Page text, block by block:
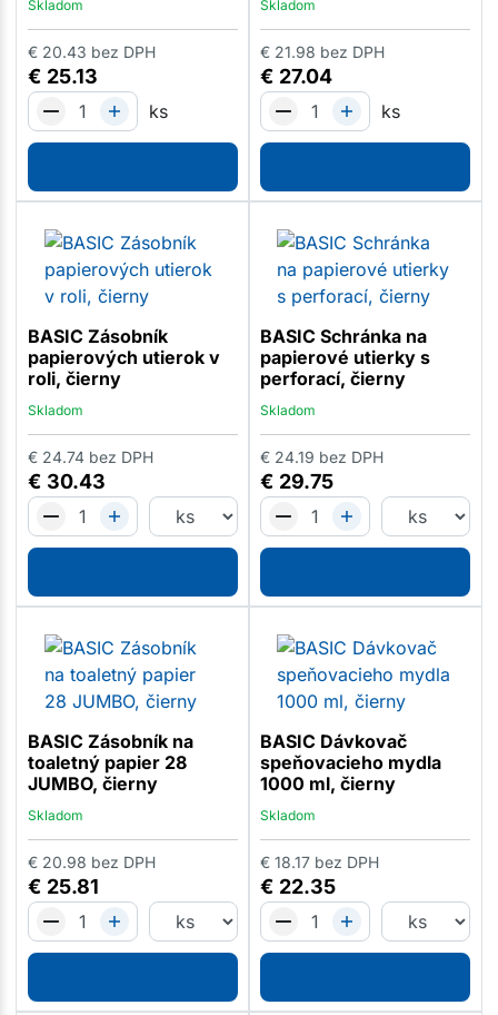
Skladom
€ 25.13
€ 20.43 bez DPH
ks
Skladom
€ 27.04
€ 21.98 bez DPH
ks
BASIC Zásobník
papierových utierok v
roli, čierny
Skladom
€ 30.43
€ 24.74 bez DPH
BASIC Schránka na
papierové utierky s
perforací, čierny
Skladom
€ 29.75
€ 24.19 bez DPH
BASIC Zásobník na
toaletný papier 28
JUMBO, čierny
Skladom
€ 25.81
€ 20.98 bez DPH
BASIC Dávkovač
speňovacieho mydla
1000 ml, čierny
Skladom
€ 22.35
€ 18.17 bez DPH